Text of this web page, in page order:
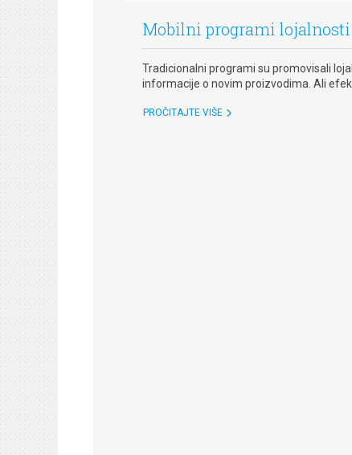
Mobilni programi lojalnosti
Tradicionalni programi su promovisali
informacije o novim proizvodima. Ali
PROČITAJTE VIŠE